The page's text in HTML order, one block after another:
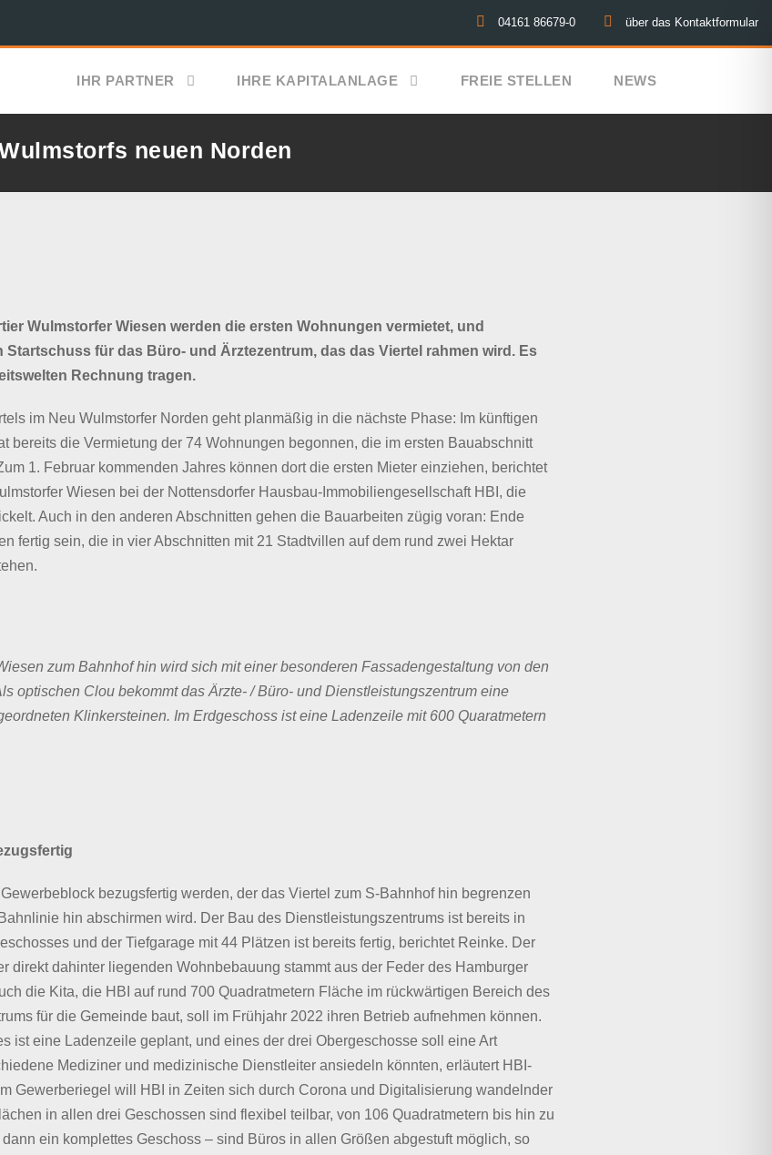
04161 86679-0 über das Kontaktformular
IHR PARTNER IHRE KAPITALANLAGE FREIE STELLEN NEWS
neuen Norden
Wulmstorfer Wiesen werden die ersten Wohnungen vermietet, und
für das Büro- und Ärztezentrum, das das Viertel rahmen wird. Es
Rechnung tragen.
im Neu Wulmstorfer Norden geht planmäßig in die nächste Phase: Im künftigen
bereits die Vermietung der 74 Wohnungen begonnen, die im ersten Bauabschnitt
1. Februar kommenden Jahres können dort die ersten Mieter einziehen, berichtet
Wiesen bei der Nottensdorfer Hausbau-Immobiliengesellschaft HBI, die
Auch in den anderen Abschnitten gehen die Bauarbeiten zügig voran: Ende
fertig sein, die in vier Abschnitten mit 21 Stadtvillen auf dem rund zwei Hektar
zum Bahnhof hin wird sich mit einer besonderen Fassadengestaltung von den
optischen Clou bekommt das Ärzte- / Büro- und Dienstleistungszentrum eine
Klinkersteinen. Im Erdgeschoss ist eine Ladenzeile mit 600 Quaratmetern
bezugsfertig werden, der das Viertel zum S-Bahnhof hin begrenzen
hin abschirmen wird. Der Bau des Dienstleistungszentrums ist bereits in
und der Tiefgarage mit 44 Plätzen ist bereits fertig, berichtet Reinke. Der
direkt dahinter liegenden Wohnbebauung stammt aus der Feder des Hamburger
die Kita, die HBI auf rund 700 Quadratmetern Fläche im rückwärtigen Bereich des
für die Gemeinde baut, soll im Frühjahr 2022 ihren Betrieb aufnehmen können.
ist eine Ladenzeile geplant, und eines der drei Obergeschosse soll eine Art
Mediziner und medizinische Dienstleiter ansiedeln könnten, erläutert HBI-
Gewerberiegel will HBI in Zeiten sich durch Corona und Digitalisierung wandelnder
in allen drei Geschossen sind flexibel teilbar, von 106 Quadratmetern bis hin zu
ein komplettes Geschoss – sind Büros in allen Größen abgestuft möglich, so